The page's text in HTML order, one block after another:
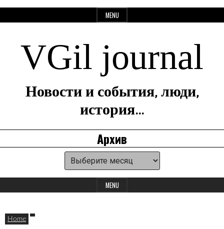
to
MENU
VGil journal
Новости и события, люди,
история…
Widget
Архив
Архив
MENU
Home